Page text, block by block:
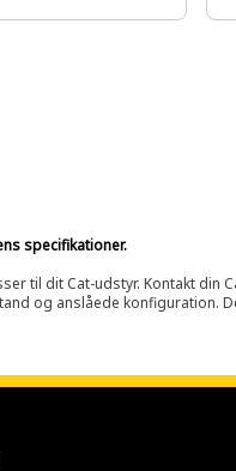
specifikationer.
til dit Cat-udstyr. Kontakt din
og anslåede konfiguration.